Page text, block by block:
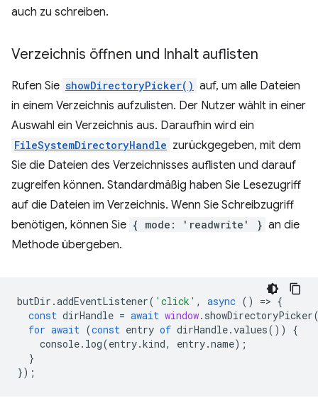
auch zu schreiben.
Verzeichnis öffnen und Inhalt auflisten
Rufen Sie showDirectoryPicker() auf, um alle Dateien
in einem Verzeichnis aufzulisten. Der Nutzer wählt in einer
Auswahl ein Verzeichnis aus. Daraufhin wird ein
FileSystemDirectoryHandle zurückgegeben, mit dem
Sie die Dateien des Verzeichnisses auflisten und darauf
zugreifen können. Standardmäßig haben Sie Lesezugriff
auf die Dateien im Verzeichnis. Wenn Sie Schreibzugriff
benötigen, können Sie { mode: 'readwrite' } an die
Methode übergeben.
butDir .addEventListener( 'click' , async () => {
const dirHandle = await window. showDirectoryPicker
for await (const entry of dirHandle.values())
{
console. log(entry.kind, entry.name);
}
});